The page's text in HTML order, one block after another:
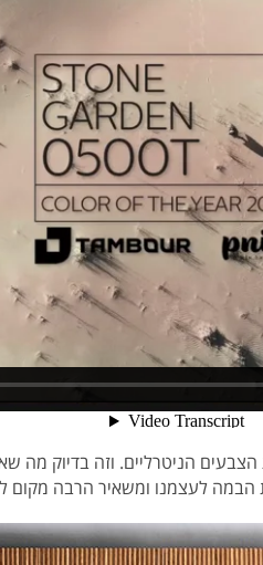
הניטרליים. וזה בדיוק מה
הבמה לעצמנו ומשאיר הרבה